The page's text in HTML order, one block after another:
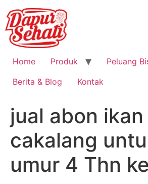
Home Produk
Peluang
Berita & Blog
Kontak
jual abon ikan
cakalang
umur 4 Thn